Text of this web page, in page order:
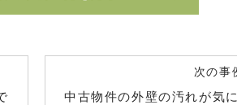
次の事
中古物件の外壁の汚れが気